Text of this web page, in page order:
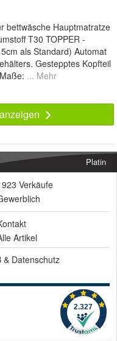
bettwäsche Hauptmatratze
T30 TOPPER -
als Standard) Automat
Gestepptes Kopfteil
... Mehr
Platin
Verkäufe
Artikel
& Datenschutz